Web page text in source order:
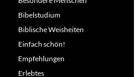
Bibelstudium
Biblische Weisheiten
Einfach schön!
Empfehlungen
Erlebtes